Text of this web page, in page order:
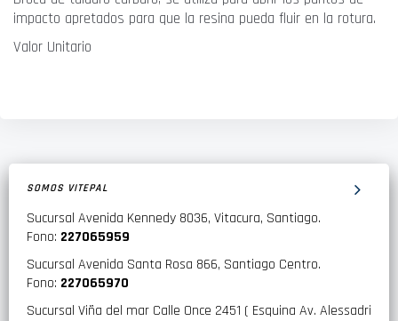
impacto apretados para que la resina pueda fluir en la rotura.
Valor Unitario
SOMOS VITEPAL
Sucursal Avenida Kennedy 8036, Vitacura, Santiago.
Fono: 227065959
Sucursal Avenida Santa Rosa 866, Santiago Centro.
Fono: 227065970
Sucursal Viña del mar Calle Once 2451 ( Esquina Av. Alessadri